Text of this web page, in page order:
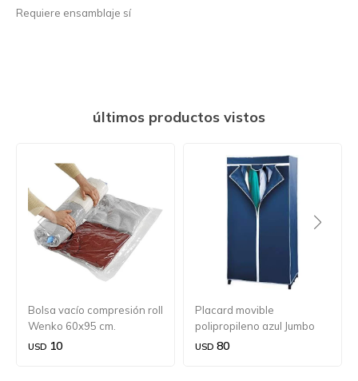
Requiere ensamblaje sí
últimos productos vistos
Bolsa vacío compresión roll
Wenko 60x95 cm.
USD 10
Placard movible
polipropileno azul Jumbo
Wenko 53x26x160 cm.
USD 80